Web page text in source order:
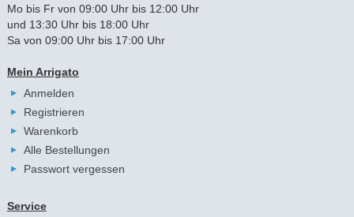
Mo bis Fr von 09:00 Uhr bis 12:00 Uhr
und 13:30 Uhr bis 18:00 Uhr
Sa von 09:00 Uhr bis 17:00 Uhr
Mein Arrigato
Anmelden
Registrieren
Warenkorb
Alle Bestellungen
Passwort vergessen
Service